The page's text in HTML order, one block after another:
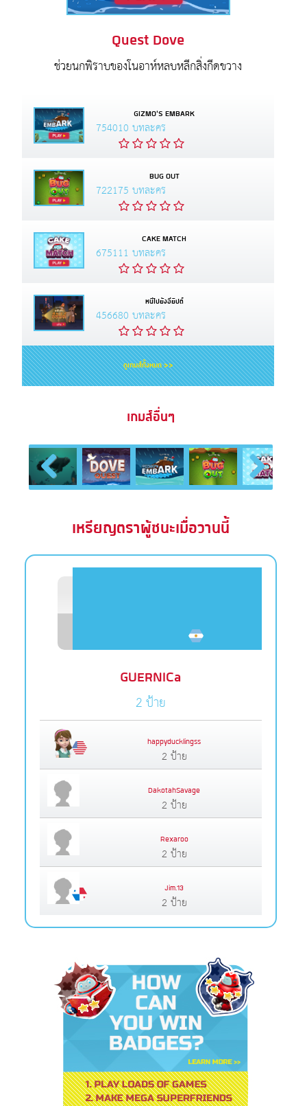
Quest Dove
ช่วยนกพิราบของโนอาห์หลบหลีกสิ่งกีดขวาง
GIZMO'S EMBARK
754010 บทละคร
BUG OUT
722175 บทละคร
CAKE MATCH
675111 บทละคร
หนีไปยังอียิปต์
456680 บทละคร
ดูเกมส์ทั้งหมด >>
เกมส์อื่นๆ
Previous Next
เหรียญตราผู้ชนะเมื่อวานนี้
GUERNICa
2 ป้าย
happyducklingss
2 ป้าย
DakotahSavage
2 ป้าย
Rexaroo
2 ป้าย
Jim.13
2 ป้าย